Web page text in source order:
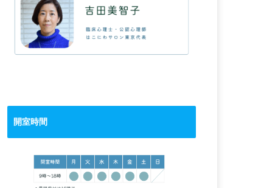
開室時間